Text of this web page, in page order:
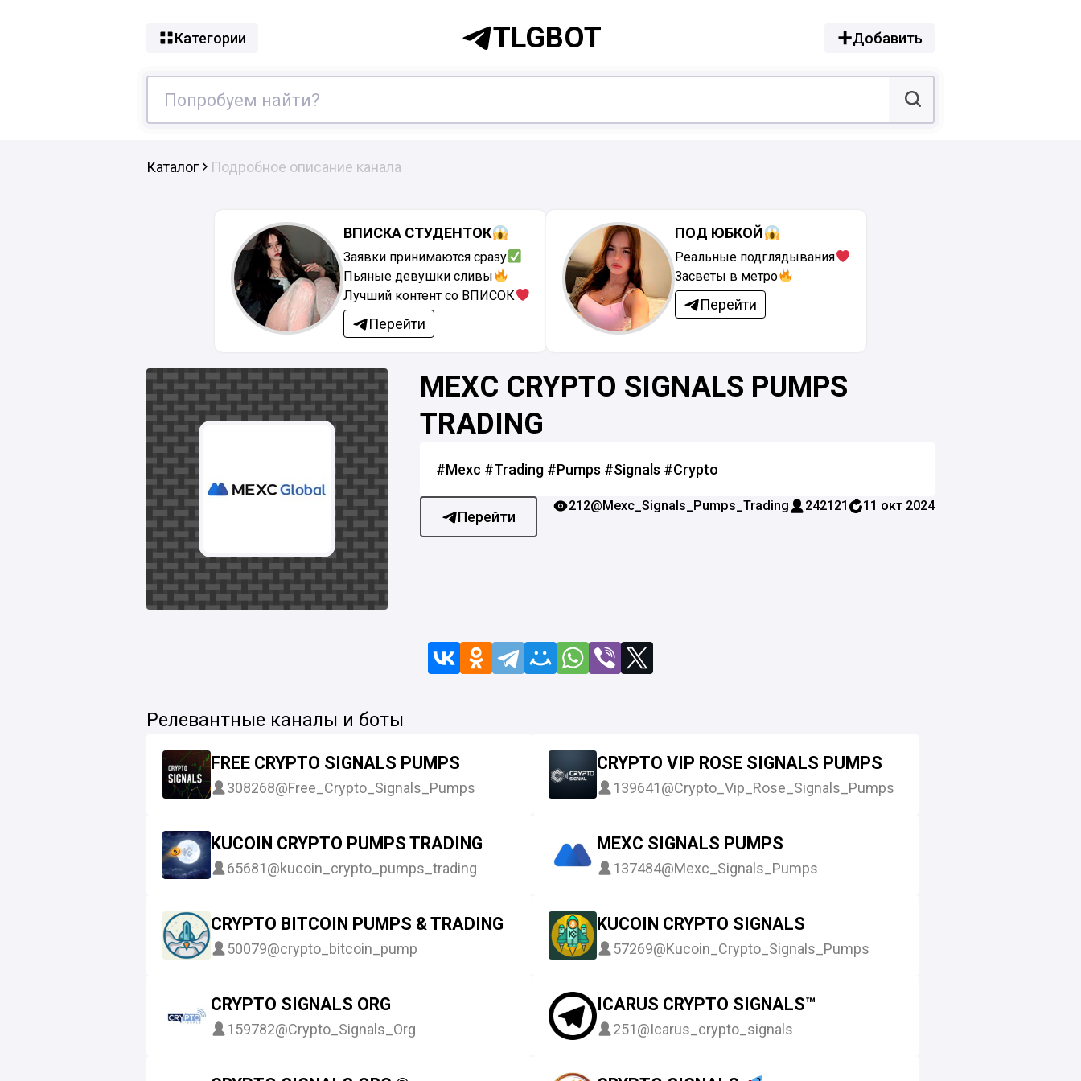
Категории TLGBOT Добавить
Каталог Подробное описание канала
ВПИСКА СТУДЕНТОК
Заявки принимаются сразу
Пьяные девушки сливы
Лучший контент со ВПИСОК
Перейти
ПОД ЮБКОЙ
Реальные подглядывания
Засветы в метро
Перейти
MEXC CRYPTO SIGNALS PUMPS
TRADING
#Mexc #Trading #Pumps #Signals #Crypto
Перейти
212@Mexc_Signals_Pumps_Trading 242121 11 окт 2024
Релевантные каналы и боты
FREE CRYPTO SIGNALS PUMPS
308268@Free_Crypto_Signals_Pumps
CRYPTO VIP ROSE SIGNALS PUMPS
139641@Crypto_Vip_Rose_Signals_Pumps
KUCOIN CRYPTO PUMPS TRADING
65681@kucoin_crypto_pumps_trading
MEXC SIGNALS PUMPS
137484@Mexc_Signals_Pumps
CRYPTO BITCOIN PUMPS & TRADING
50079@crypto_bitcoin_pump
KUCOIN CRYPTO SIGNALS
57269@Kucoin_Crypto_Signals_Pumps
CRYPTO SIGNALS ORG
159782@Crypto_Signals_Org
ICARUS CRYPTO SIGNALS™
251@Icarus_crypto_signals